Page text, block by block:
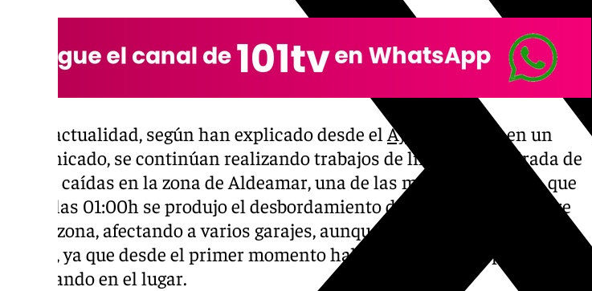
En la actualidad, según han explicado desde el Ayuntamientoen un
comunicado, se continúan realizando trabajos de limpieza y retirada de
ramas caídas en la zona de Aldeamar, una de las más afectadas, ya que
sobre las 01:00h se produjo el desbordamiento del arroyo que discurre
por la zona, afectando a varios garajes, aunque no ha habido mayores
daños, ya que desde el primer momento había maquinaria y personal
trabajando en el lugar.